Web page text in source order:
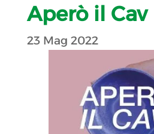
Aperò il Cav
23 Mag 2022